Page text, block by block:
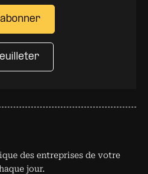
des entreprises de votre
jour.